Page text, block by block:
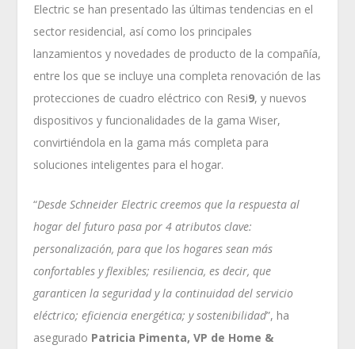
Electric se han presentado las últimas tendencias en el
sector residencial, así como los principales
lanzamientos y novedades de producto de la compañía,
entre los que se incluye una completa renovación de las
protecciones de cuadro eléctrico con Resi9, y nuevos
dispositivos y funcionalidades de la gama Wiser,
convirtiéndola en la gama más completa para
soluciones inteligentes para el hogar.
“Desde Schneider Electric creemos que la respuesta al
hogar del futuro pasa por 4 atributos clave:
personalización, para que los hogares sean más
confortables y flexibles; resiliencia, es decir, que
garanticen la seguridad y la continuidad del servicio
eléctrico; eficiencia energética; y sostenibilidad”, ha
asegurado Patricia Pimenta, VP de Home &